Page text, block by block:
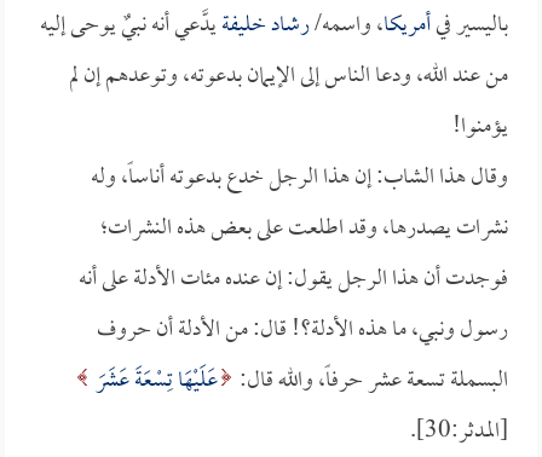
باليسير فيأمريكا، واسمه/رشاد خليفةيدَّعي أنه نبيٌ يوحى إليه
من عند الله، ودعا الناس إلى الإيمان بدعوته، وتوعدهم إن لم
يؤمنوا!
وقال هذا الشاب: إن هذا الرجل خدع بدعوته أناساً، وله
نشرات يصدرها، وقد اطلعت على بعض هذه النشرات؛
فوجدت أن هذا الرجل يقول: إن عنده مئات الأدلة على أنه
رسول ونبي، ما هذه الأدلة؟! قال: من الأدلة أن حروف
البسملة تسعة عشر حرفاً، والله قال: عَلَيْهَا تِسْعَةَ عَشَرَ
[المدثر:30].